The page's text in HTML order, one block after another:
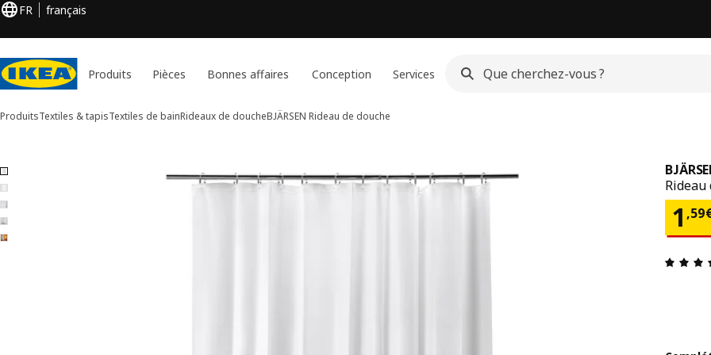
FR français
Produits Pièces Bonnes affaires Conception Services
ProduitsTextiles & tapisTextiles de bainRideaux de doucheBJÄRSEN Rideau de douche
5 images de BJÄRSEN
les images
Rideau
1 ,59